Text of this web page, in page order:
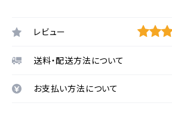
レビュー
送料・配送方法について
お支払い方法について